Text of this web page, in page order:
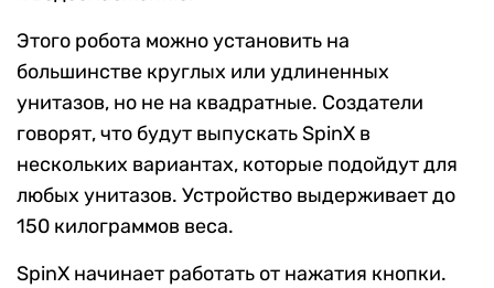
Этого робота можно установить на
большинстве круглых или удлиненных
унитазов, но не на квадратные. Создатели
говорят, что будут выпускать SpinX в
нескольких вариантах, которые подойдут для
любых унитазов. Устройство выдерживает до
150 килограммов веса.
SpinX начинает работать от нажатия кнопки.